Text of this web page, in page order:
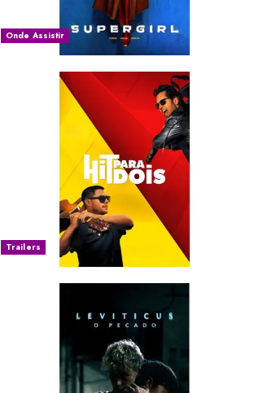
Onde Assistir
Trailers